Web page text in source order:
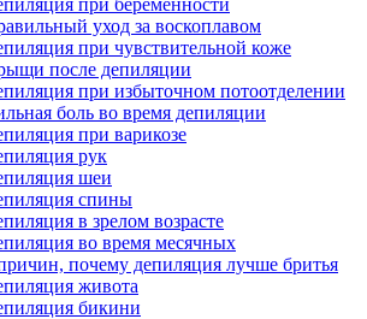
при беременности
уход за воскоплавом
при чувствительной коже
после депиляции
при избыточном потоотделении
боль во время депиляции
при варикозе
рук
шеи
спины
в зрелом возрасте
во время месячных
почему депиляция лучше бритья
живота
бикини